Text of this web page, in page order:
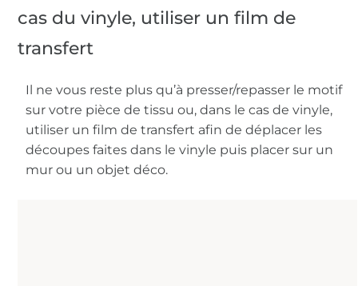
cas du vinyle, utiliser un film de
transfert
Il ne vous reste plus qu’à presser/repasser le motif
sur votre pièce de tissu ou, dans le cas de vinyle,
utiliser un film de transfert afin de déplacer les
découpes faites dans le vinyle puis placer sur un
mur ou un objet déco.